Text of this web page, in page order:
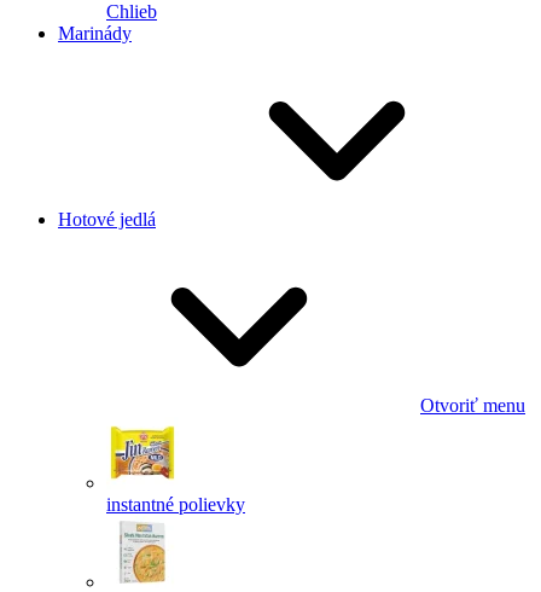
Chlieb
Marinády
Hotové jedlá
Otvoriť menu
instantné polievky